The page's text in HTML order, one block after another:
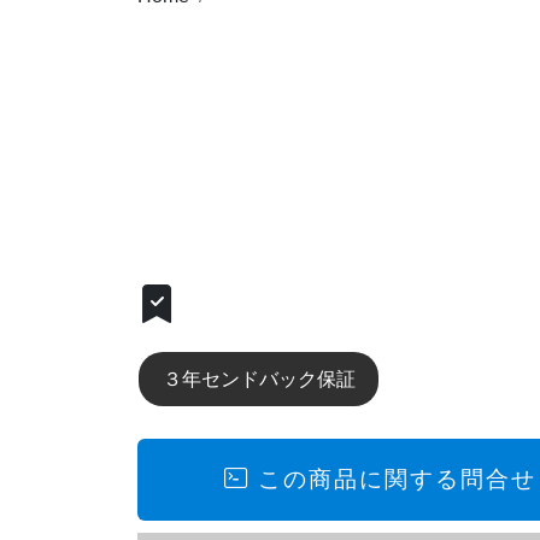
３年センドバック保証
この商品に関する問合せ
完売しましたが、同等クラス商品ご紹